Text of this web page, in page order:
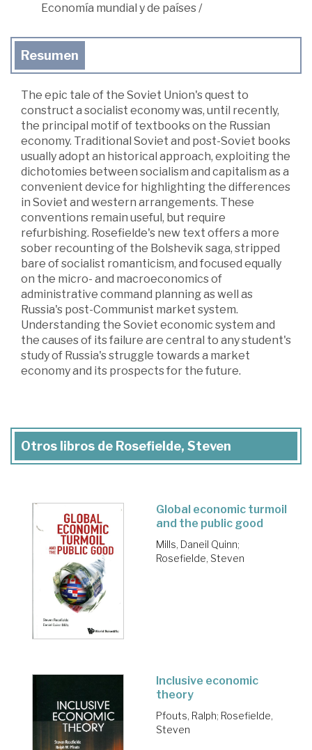
Economía mundial y de países/
Resumen
The epic tale of the Soviet Union's quest to
construct a socialist economy was, until recently,
the principal motif of textbooks on the Russian
economy. Traditional Soviet and post-Soviet books
usually adopt an historical approach, exploiting the
dichotomies between socialism and capitalism as a
convenient device for highlighting the differences
in Soviet and western arrangements. These
conventions remain useful, but require
refurbishing. Rosefielde's new text offers a more
sober recounting of the Bolshevik saga, stripped
bare of socialist romanticism, and focused equally
on the micro- and macroeconomics of
administrative command planning as well as
Russia's post-Communist market system.
Understanding the Soviet economic system and
the causes of its failure are central to any student's
study of Russia's struggle towards a market
economy and its prospects for the future.
Otros libros de Rosefielde, Steven
Global economic turmoil
and the public good
Mills, Daneil Quinn;
Rosefielde, Steven
Inclusive economic
theory
Pfouts, Ralph; Rosefielde,
Steven